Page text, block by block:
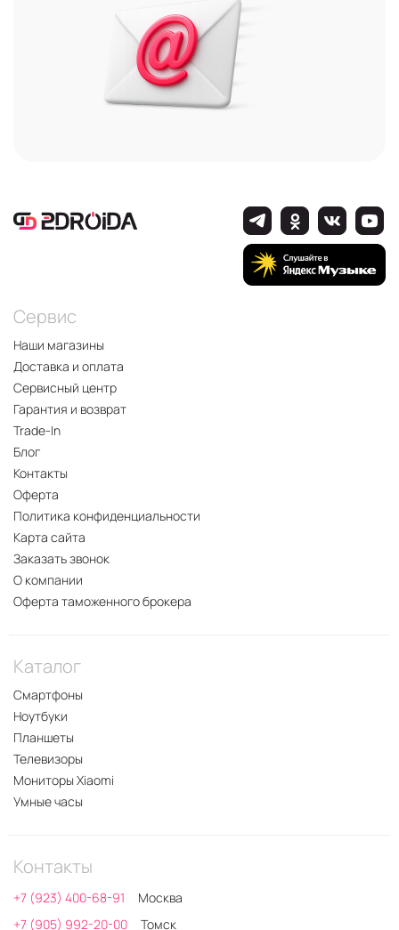
Сервис
Наши магазины
Доставка и оплата
Сервисный центр
Гарантия и возврат
Trade-In
Блог
Контакты
Оферта
Политика конфиденциальности
Карта сайта
Заказать звонок
О компании
Оферта таможенного брокера
Каталог
Смартфоны
Ноутбуки
Планшеты
Телевизоры
Мониторы Xiaomi
Умные часы
Контакты
+7 (923) 400-68-91
Москва
+7 (905) 992-20-00
Томск